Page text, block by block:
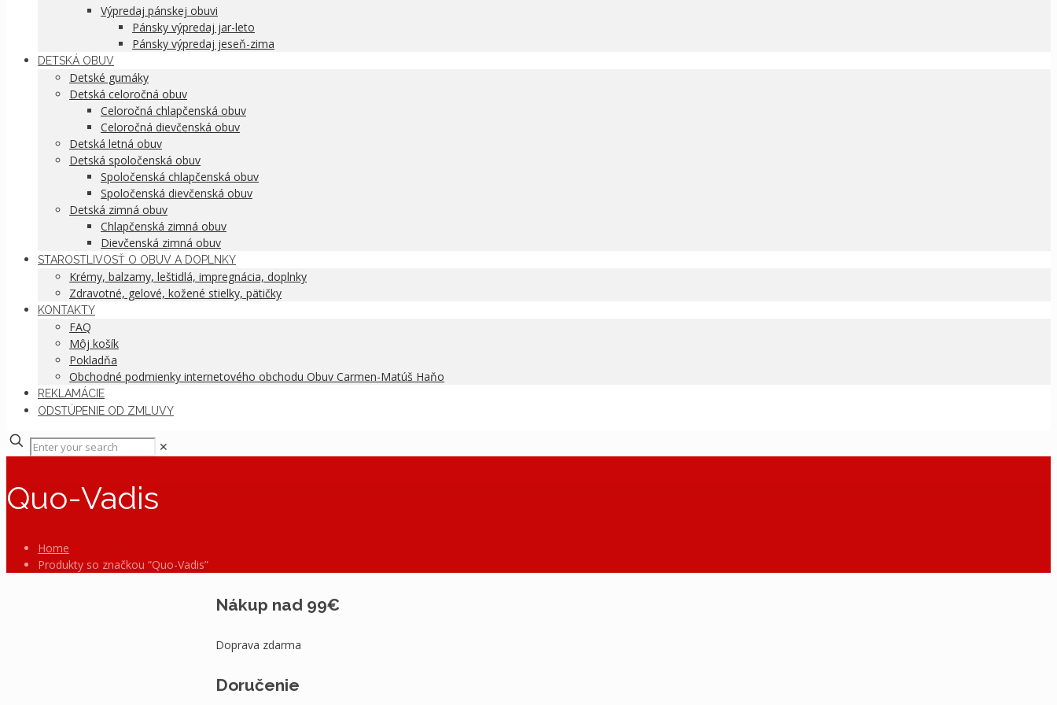
Výpredaj pánskej obuvi
Pánsky výpredaj jar-leto
Pánsky výpredaj jeseň-zima
DETSKÁ OBUV
Detské gumáky
Detská celoročná obuv
Celoročná chlapčenská obuv
Celoročná dievčenská obuv
Detská letná obuv
Detská spoločenská obuv
Spoločenská chlapčenská obuv
Spoločenská dievčenská obuv
Detská zimná obuv
Chlapčenská zimná obuv
Dievčenská zimná obuv
STAROSTLIVOSŤ O OBUV A DOPLNKY
Krémy, balzamy, leštidlá, impregnácia, doplnky
Zdravotné, gelové, kožené stielky, pätičky
KONTAKTY
FAQ
Môj košík
Pokladňa
Obchodné podmienky internetového obchodu Obuv Carmen-Matúš Haňo
REKLAMÁCIE
ODSTÚPENIE OD ZMLUVY
✕
Quo-Vadis
Home
Produkty so značkou “Quo-Vadis”
Nákup nad 99€
Doprava zdarma
Doručenie